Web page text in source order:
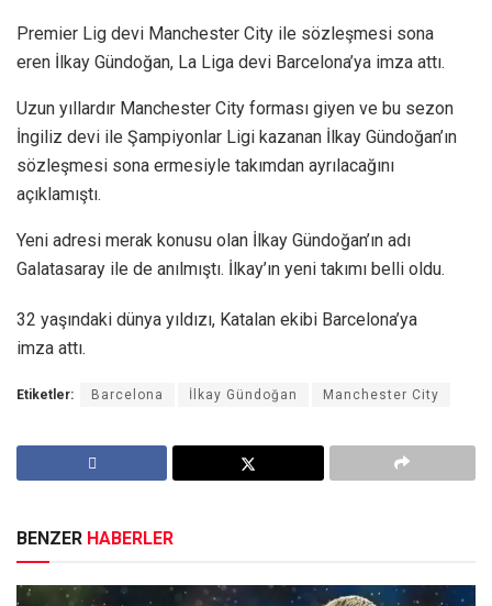
Premier Lig devi Manchester City ile sözleşmesi sona
eren İlkay Gündoğan, La Liga devi Barcelona’ya imza attı.
Uzun yıllardır Manchester City forması giyen ve bu sezon
İngiliz devi ile Şampiyonlar Ligi kazanan İlkay Gündoğan’ın
sözleşmesi sona ermesiyle takımdan ayrılacağını
açıklamıştı.
Yeni adresi merak konusu olan İlkay Gündoğan’ın adı
Galatasaray ile de anılmıştı. İlkay’ın yeni takımı belli oldu.
32 yaşındaki dünya yıldızı, Katalan ekibi Barcelona’ya
imza attı.
Etiketler: Barcelona İlkay Gündoğan Manchester City
BENZER HABERLER